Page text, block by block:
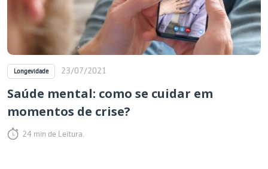
Longevidade 23/07/2021
Saúde mental: como se cuidar em
momentos de crise?
24 min de Leitura.